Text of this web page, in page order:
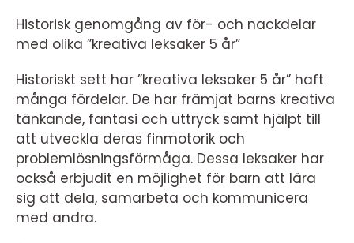
Historisk genomgång av för- och nackdelar
med olika ”kreativa leksaker 5 år”
Historiskt sett har ”kreativa leksaker 5 år” haft
många fördelar. De har främjat barns kreativa
tänkande, fantasi och uttryck samt hjälpt till
att utveckla deras finmotorik och
problemlösningsförmåga. Dessa leksaker har
också erbjudit en möjlighet för barn att lära
sig att dela, samarbeta och kommunicera
med andra.